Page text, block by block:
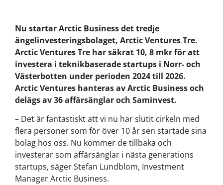
Nu startar Arctic Business det tredje
ängelinvesteringsbolaget, Arctic Ventures Tre.
Arctic Ventures Tre har säkrat 10, 8 mkr för att
investera i teknikbaserade startups i Norr- och
Västerbotten under perioden 2024 till 2026.
Arctic Ventures hanteras av Arctic Business och
delägs av 36 affärsänglar och Saminvest.
– Det är fantastiskt att vi nu har slutit cirkeln med
flera personer som för över 10 år sen startade sina
bolag hos oss. Nu kommer de tillbaka och
investerar som affärsänglar i nästa generations
startups, säger Stefan Lundblom, Investment
Manager Arctic Business.